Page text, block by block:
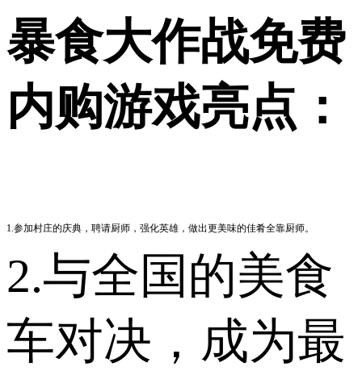
暴食大作战免费
内购游戏亮点：
1.参加村庄的庆典，聘请厨师，强化英雄，做出更美味的佳肴全靠厨师。
2.与全国的美食
车对决，成为最